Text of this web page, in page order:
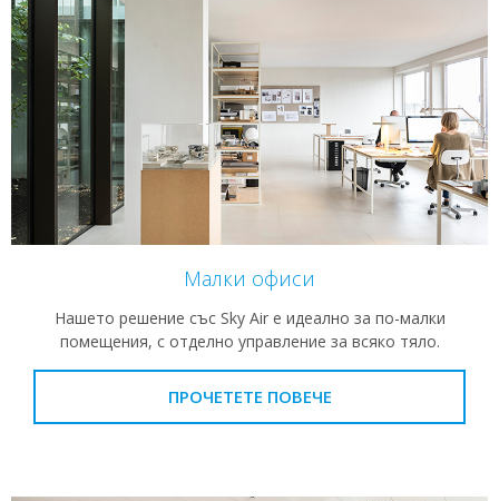
Малки офиси
Нашето решение със Sky Air е идеално за по-малки
помещения, с отделно управление за всяко тяло.
ПРОЧЕТЕТЕ ПОВЕЧЕ